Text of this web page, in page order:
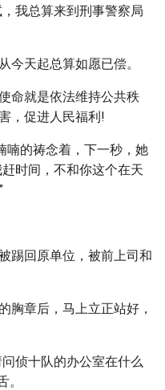
我总算来到刑事警察局
今天起总算如愿已偿。
命就是依法维持公共秩
，促进人民福利!
喃的祷念着，下一秒，她
时间，不和你这个在天
踢回原单位，被前上司和
胸章后，马上立正站好，
侦十队的办公室在什么
。